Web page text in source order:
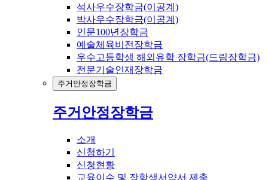
석사우수장학금(이공계)
박사우수장학금(이공계)
인문100년장학금
예술체육비전장학금
우수고등학생 해외유학 장학금(드림장학금)
전문기술인재장학금
주거안정장학금
주거안정장학금
소개
신청하기
신청현황
교육이수 및 장학생서약서 제출